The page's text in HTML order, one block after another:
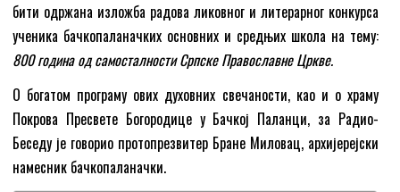
бити одржана изложба радова ликовног и литерарног конкурса
ученика бачкопаланачких основних и средњих школа на тему:
800 година од самосталности Српске Православне Цркве.
О богатом програму ових духовних свечаности, као и о храму
Покрова Пресвете Богородице у Бачкој Паланци, за Радио-
Беседу је говорио протопрезвитер Бране Миловац, архијерејски
намесник бачкопаланачки.